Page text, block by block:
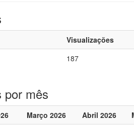
Visualizações
187
por mês
Março 2026 Abril 2026